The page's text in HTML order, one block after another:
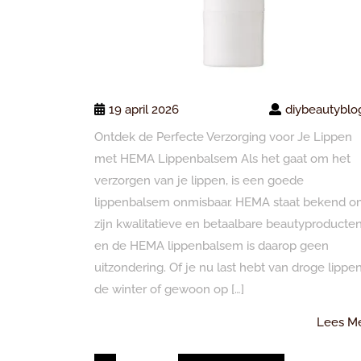
19 april 2026
Ontdek de Perfecte Verzorging voor Je Lippen
met HEMA Lippenbalsem Als het gaat om het
verzorgen van je lippen, is een goede
lippenbalsem onmisbaar. HEMA staat bekend
zijn kwalitatieve en betaalbare
en de HEMA lippenbalsem is daarop geen
uitzondering. Of je nu last hebt van droge
de winter of gewoon op […]
Lees